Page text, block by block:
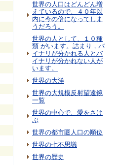
世界の人口はどんどん増
えているので、４０年以
内に今の倍になってしま
うだろう。
世界の人として、１０種
類 がいます。詰まり，バ
イナリが分かれる人とバ
イナリが分かれない人が
います。
世界の大洋
世界の大規模反射望遠鏡
一覧
世界の中心で、愛をさけ
ぶ
世界の都市圏人口の順位
世界の七不思議
世界の歴史